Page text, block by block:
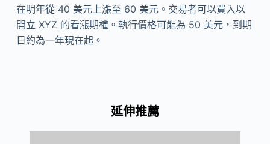
在明年從 40 美元上漲至 60 美元。交易者可以買入以
開立 XYZ 的看漲期權。執行價格可能為 50 美元，到期
日約為一年現在起。
延伸推薦